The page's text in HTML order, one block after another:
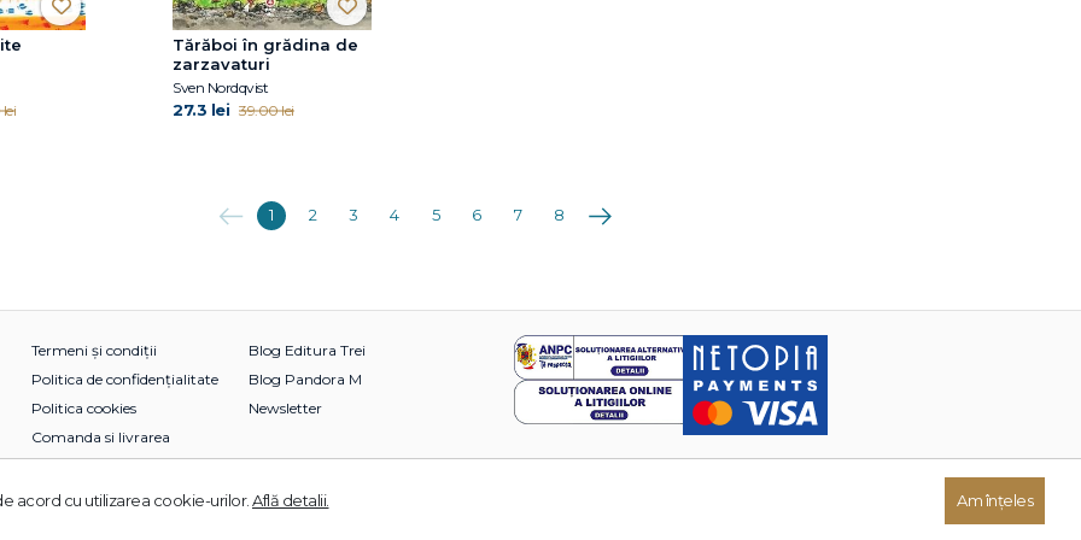
Tărăboi în grădina de
zarzavaturi
Sven Nordqvist
27.3 lei 39.00 lei
Anterioara
1 2 3 4 5 6 7 8 Următoarea
Termeni și condiții
Politica de confidențialitate
Politica cookies
Comanda si livrarea
Blog Editura Trei
Blog Pandora M
Newsletter
acord cu utilizarea cookie-urilor. Află detalii. Am înțeles